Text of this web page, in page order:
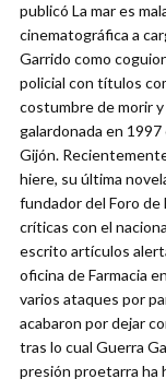
publicó La mar es
cinematográfica a
Garrido como
policial con títulos
costumbre de morir
galardonada en
Gijón.
hiere, su última
fundador del Foro
críticas con el
escrito artículos
oficina de Farmacia
varios ataques por
acabaron por dejar
tras lo cual Guerra
presión proetarra ha